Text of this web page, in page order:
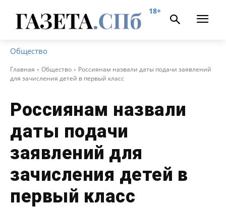
18+
Общество
Главная Общество
Россиянам назвали даты подачи заявлений
для зачисления детей в первый класс
Россиянам назвали
даты подачи
заявлений для
зачисления детей в
первый класс